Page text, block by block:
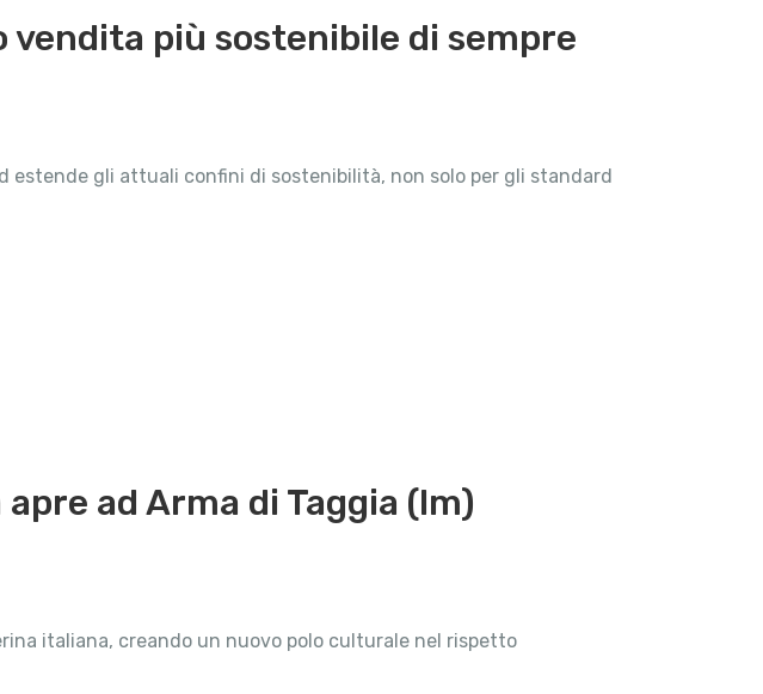
più sostenibile di sempre
estende gli attuali confini di sostenibilità, non solo per gli standard
ad Arma di Taggia (Im)
italiana, creando un nuovo polo culturale nel rispetto